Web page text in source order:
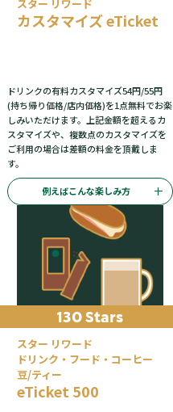
スター リワード
カスタマイズ eTicket
ドリンクの有料カスタマイズ54円/55円
(持ち帰り価格/店内価格)を1点無料でお楽
しみいただけます。上記金額を超えるカ
スタマイズや、複数点のカスタマイズを
ご利用の場合は差額の料金を頂戴しま
す。
例えばこんな楽しみ方
130 Stars
スター リワード
ドリンク・フード・コーヒー
豆/ティー
eTicket 500